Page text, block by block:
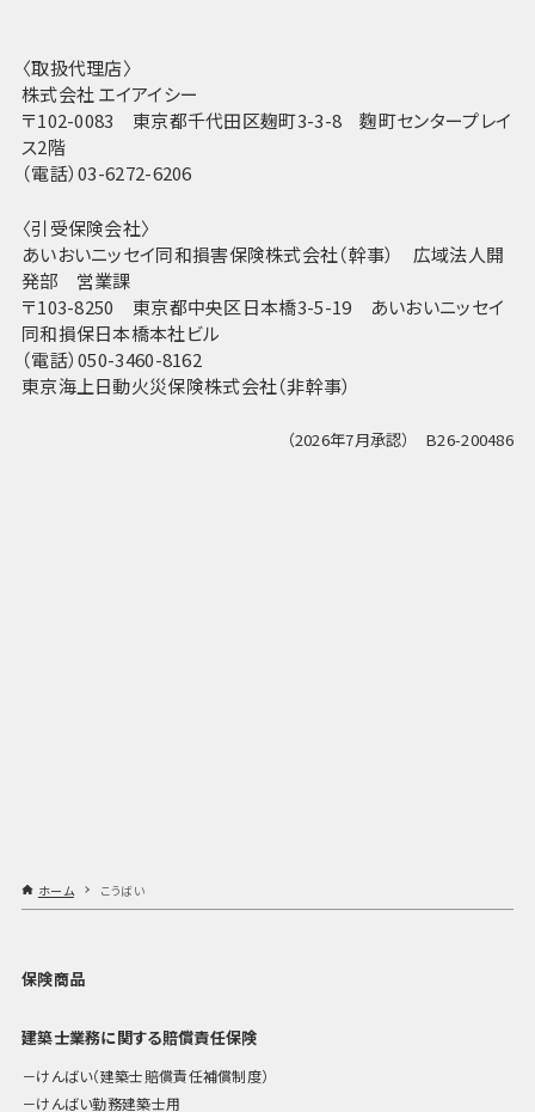
〈取扱代理店〉
株式会社 エイアイシー
〒102-0083 東京都千代田区麹町3-3-8 麴町センタープレイ
ス2階
（電話）03-6272-6206
〈引受保険会社〉
あいおいニッセイ同和損害保険株式会社（幹事） 広域法人開
発部 営業課
〒103-8250 東京都中央区日本橋3-5-19 あいおいニッセイ
同和損保日本橋本社ビル
（電話）050-3460-8162
東京海上日動火災保険株式会社（非幹事）
（2026年7月承認） B26-200486
ホーム こうばい
保険商品
建築士業務に関する賠償責任保険
けんばい（建築士賠償責任補償制度）
けんばい勤務建築士用